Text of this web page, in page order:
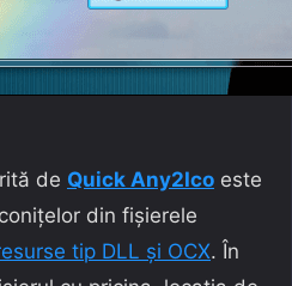
de Quick Any2Ico este
din fișierele
tip DLL și OCX. În